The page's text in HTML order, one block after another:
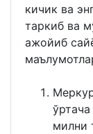
кичик ва
таркиб ва
ажойиб
милни